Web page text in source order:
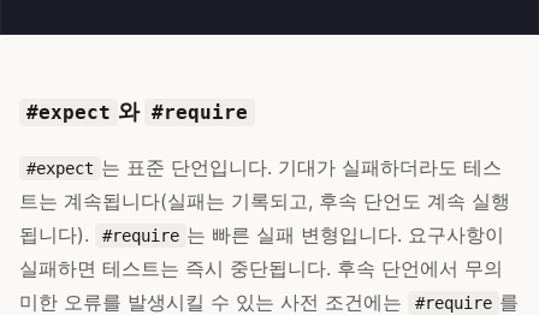
#expect 와 #require
#expect 는 표준 단언입니다. 기대가 실패하더라도 테스
트는 계속됩니다(실패는 기록되고, 후속 단언도 계속 실행
됩니다).
#require 는 빠른 실패 변형입니다. 요구사항이
실패하면 테스트는 즉시 중단됩니다. 후속 단언에서 무의
미한 오류를 발생시킬 수 있는 사전 조건에는
#require 를